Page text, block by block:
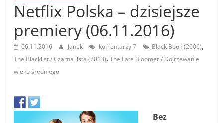
Netflix Polska – dzisiejsze
premiery (06.11.2016)
06.11.2016 Janek komentarzy 7 Black Book (2006),
The Blacklist / Czarna lista (2013),The Late Bloomer / Dojrzewanie
wieku średniego
Bez